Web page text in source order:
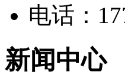
电话：
新闻中心